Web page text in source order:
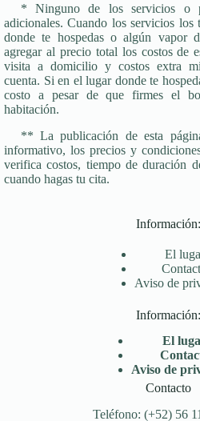
* Ninguno de los servicios o
adicionales. Cuando los servicios
donde te hospedas o algún vapor
agregar al precio total los costos de
visita a domicilio y costos extra
cuenta. Si en el lugar donde te
costo a pesar de que firmes el
habitación.
** La publicación de esta
informativo, los precios y
verifica costos, tiempo de duración
cuando hagas tu cita.
Información:
El
Aviso de
Información:
El
Aviso de
Contacto
Teléfono: (+52) 56